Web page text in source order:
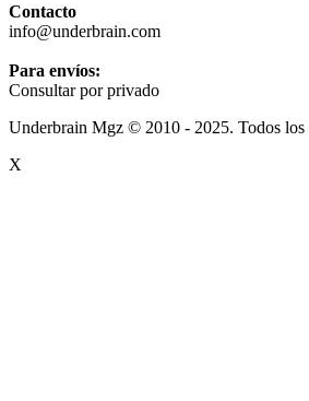
Contacto
info@underbrain.com
Para envíos:
Consultar por privado
Underbrain Mgz © 2010 - 2025. Todos los
X